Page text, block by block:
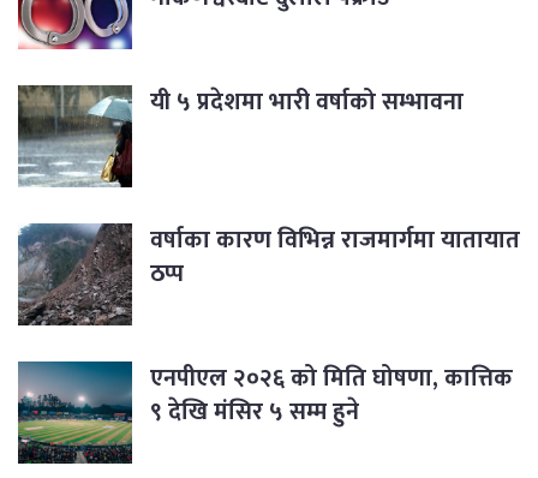
यी ५ प्रदेशमा भारी वर्षाको सम्भावना
वर्षाका कारण विभिन्न राजमार्गमा यातायात
ठप्प
एनपीएल २०२६ को मिति घोषणा, कात्तिक
९ देखि मंसिर ५ सम्म हुने